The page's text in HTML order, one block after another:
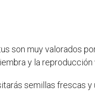
son muy valorados
y la reproducción
semillas frescas